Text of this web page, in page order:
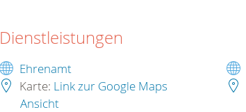
Dienstleistungen
Ehrenamt
Karte: Link zur Google Maps
Ansicht